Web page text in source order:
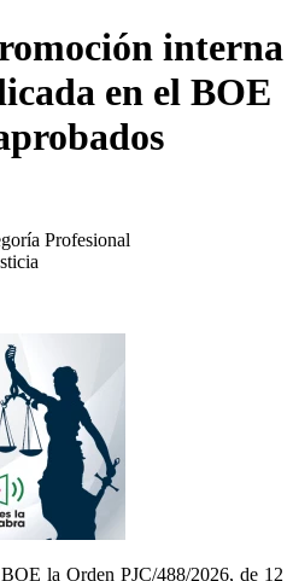
interna
en el BOE
Profesional
BOE laOrden PJC/488/2026, de 12